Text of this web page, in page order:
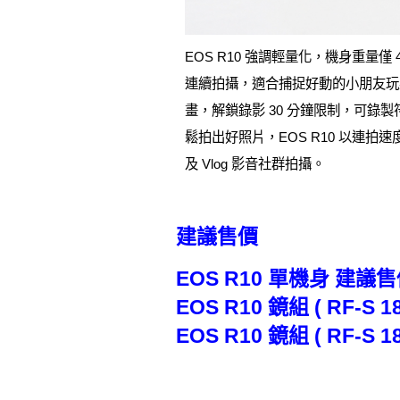
EOS R10 強調輕量化，機身重量僅
連續拍攝，適合捕捉好動的小朋友
畫，解鎖錄影 30 分鐘限制，可錄
鬆拍出好照片，EOS R10 以連拍速
及 Vlog 影音社群拍攝。
建議售價
EOS R10 單機身 建議
EOS R10 鏡組 ( RF-S
EOS R10 鏡組 ( RF-S